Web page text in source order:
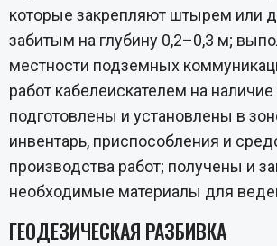
которые закрепляют штырем или
забитым на глубину 0,2–0,3 м;
местности подземных
работ кабелеискателем на
подготовлены и установлены в
инвентарь, приспособления и
производства работ; получены и
необходимые материалы для
ГЕОДЕЗИЧЕСКАЯ РАЗБИВКА